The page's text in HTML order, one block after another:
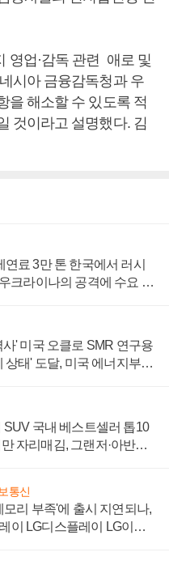
영업·감독 관련 애로 및
시아 금융감독청과 우
을 해소할 수 있도록 적
것이라고 설명했다. 김
연료 3만 톤 한국에서 러시
크라이나의 공격에 수요 늘
' 미국 오클로 SMR 연구용
상태' 도달, 미국 에너지부
SUV 국내 베스트셀러 톱10
자리매김, 그랜저·아반떼
통신
모리 부족'에 출시 지연되나,
이 LG디스플레이 LG이노